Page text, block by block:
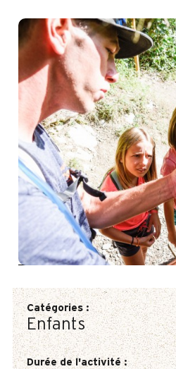
Catégories:
Enfants
Durée de l'activité: